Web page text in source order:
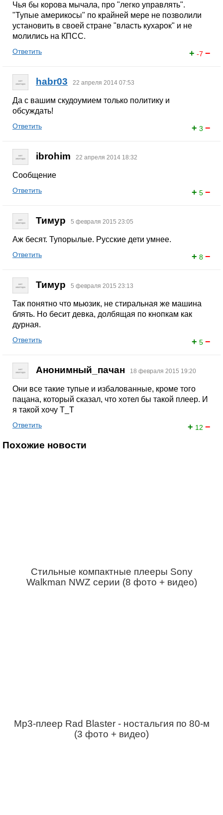
Чья бы корова мычала, про "легко управлять".
"Тупые америкосы" по крайней мере не позволили
установить в своей стране "власть кухарок" и не
молились на КПСС.
+ -7 −
Ответить
habr03 22 апреля 2014 07:53
Да с вашим скудоумием только политику и
обсуждать!
+ 3 −
Ответить
ibrohim 22 апреля 2014 18:32
Сообщение
+ 5 −
Ответить
Тимур 5 февраля 2015 23:05
Аж бесят. Тупорылые. Русские дети умнее.
+ 8 −
Ответить
Тимур 5 февраля 2015 23:13
Так понятно что мьюзик, не стиральная же машина
блять. Но бесит девка, долбящая по кнопкам как
дурная.
+ 5 −
Ответить
Анонимный_пачан 18 февраля 2015 19:20
Они все такие тупые и избалованные, кроме того
пацана, который сказал, что хотел бы такой плеер. И
я такой хочу Т_Т
+ 12 −
Ответить
Похожие новости
Стильные компактные плееры Sony
Walkman NWZ серии (8 фото + видео)
Мp3-плеер Rad Blaster - ностальгия по 80-м
(3 фото + видео)